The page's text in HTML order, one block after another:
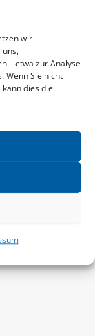
wir
– etwa zur Analyse
Wenn Sie nicht
dies die
direkt online
im zu Klampen!